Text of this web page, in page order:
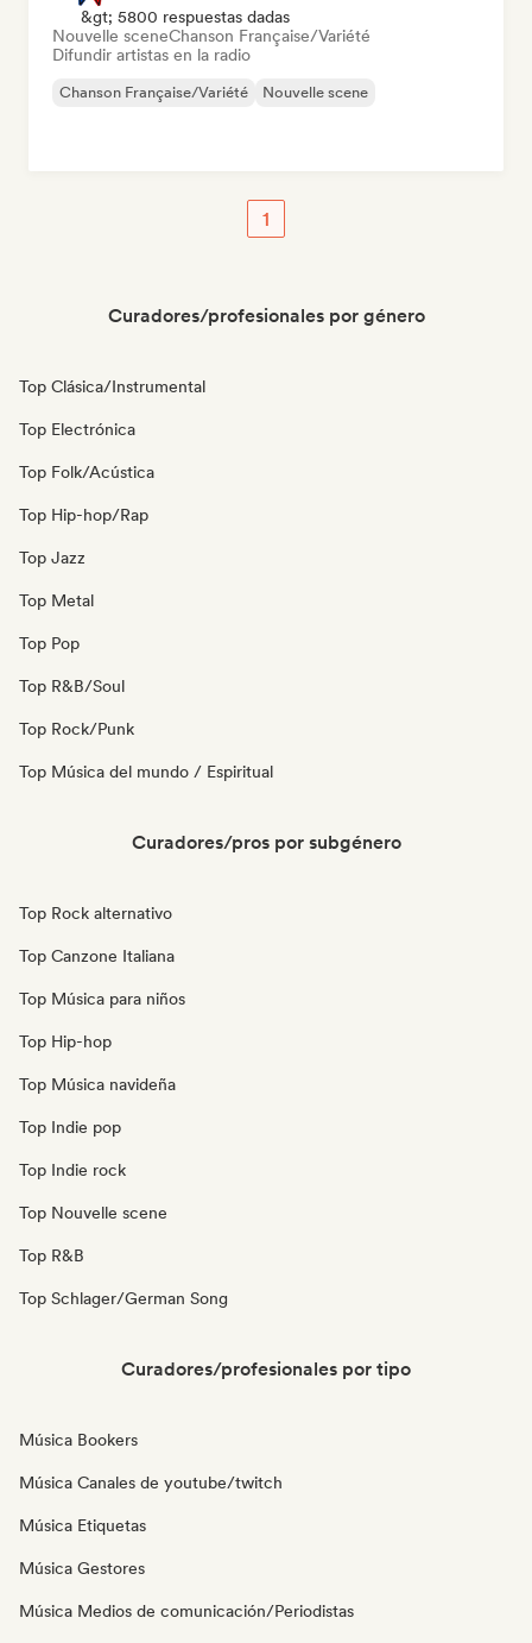
&gt; 5800 respuestas dadas
Nouvelle sceneChanson Française/Variété
Difundir artistas en la radio
Chanson Française/Variété Nouvelle scene
1
Curadores/profesionales por género
Top Clásica/Instrumental
Top Electrónica
Top Folk/Acústica
Top Hip-hop/Rap
Top Jazz
Top Metal
Top Pop
Top R&B/Soul
Top Rock/Punk
Top Música del mundo / Espiritual
Curadores/pros por subgénero
Top Rock alternativo
Top Canzone Italiana
Top Música para niños
Top Hip-hop
Top Música navideña
Top Indie pop
Top Indie rock
Top Nouvelle scene
Top R&B
Top Schlager/German Song
Curadores/profesionales por tipo
Música Bookers
Música Canales de youtube/twitch
Música Etiquetas
Música Gestores
Música Medios de comunicación/Periodistas